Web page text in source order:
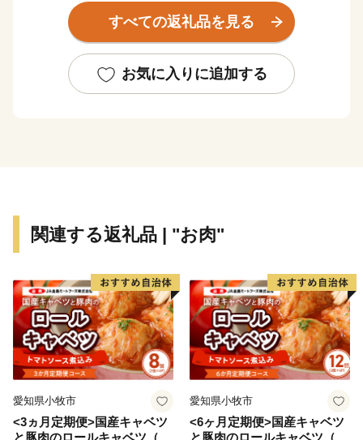
明和元年（1764年）、大給松平家の居城となると、六
万石城下町として商業がさらに賑わいを見せるようにな
れています。
そのような歴史を有する西尾市は、市制を施行した昭
なった西尾市は、農水産物の生産も盛んで、農業、工
特に「一色産うなぎ」、「西尾の抹茶」、「三河一色
えびせんべい」は特許庁の地域団体商標（地域ブラン
ド）にも認定されている全国に誇る三大ブランドです。
また、市内には歴史的な史跡や名所が点在し、伝統的
な祭りや民俗芸能も多く伝えられているほか、海・山・
い、心豊かに暮らせるまち」それが六万石城下町・西尾
です。
すべての返礼品を見る
お気に入りに追加する
関連する返礼品 | "お肉"
愛知県小牧市
<3ヵ月定期便>国産キャベツ
と豚肉のロールキャベツ（4P
愛知県小牧市
<6ヶ月定期便>国産キャベツ
と豚肉のロールキャベツ（6P